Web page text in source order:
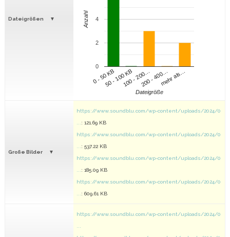
Dateigrößen
0 - 50 KB50 - 100 KB100 - 200…200 - 400…mehr als…
0
2
4
Dateigröße
Anzahl
Große Bilder
https://www.soundblu.com/wp-content/uploads/2024/0
: 121.69 KB
https://www.soundblu.com/wp-content/uploads/2024/0
: 537.22 KB
https://www.soundblu.com/wp-content/uploads/2024/0
: 185.09 KB
https://www.soundblu.com/wp-content/uploads/2024/0
: 609.61 KB
https://www.soundblu.com/wp-content/uploads/2024/0